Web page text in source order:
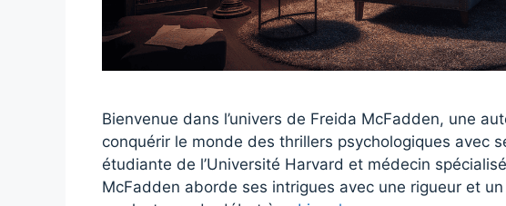
Bienvenue dans l’univers de Freida McFadden, une
conquérir le monde des thrillers psychologiques avec
étudiante de l’Université Harvard et médecin
McFadden aborde ses intrigues avec une rigueur et